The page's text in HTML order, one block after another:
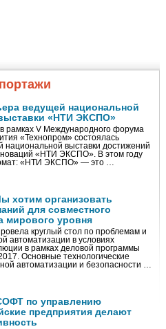
ведущей национальной
«НТИ ЭКСПО»
рамках V Международного форума
«Технопром» состоялась
национальной выставки достижений
«НТИ ЭКСПО». В этом году
«НТИ ЭКСПО» — это …
хотим организовать
для совместного
мирового уровня
круглый стол по проблемам и
автоматизации в условиях
в рамках деловой программы
Основные технологические
автоматизации и безопасности …
по управлению
предприятия делают